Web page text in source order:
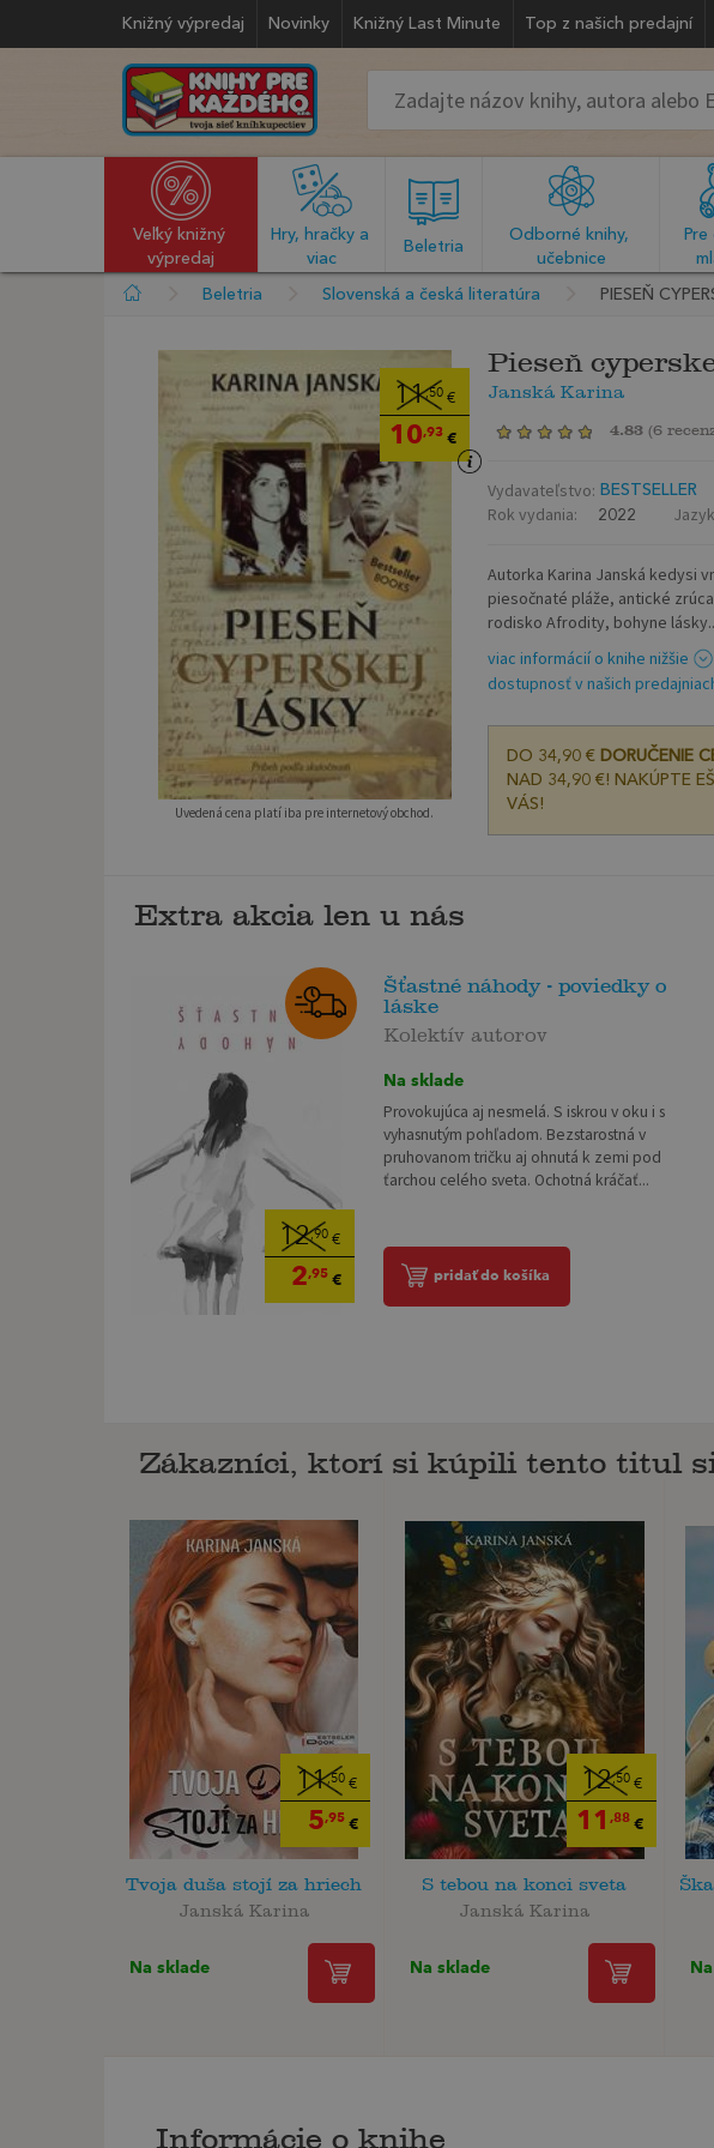
Knižný výpredaj Novinky Knižný Last Minute Top z našich predajní
Veľký knižný
výpredaj
Hry, hračky a
viac
Beletria
Odborné knihy,
učebnice
Beletria Slovenská a česká literatúra PIESEŇ
11,50 €
10,93 €
Uvedená cena platí iba pre internetový obchod.
Pieseň
Janská Karina
4.83 (6
Vydavateľstvo: BESTSELLER
Rok vydania: 2022
Autorka Karina Janská kedysi
piesočnaté pláže, antické
rodisko Afrodity, bohyne
viac informácií o knihe nižšie
dostupnosť v našich
DO 34,90 € DORUČENIE
NAD 34,90 €! NAKÚPTE
VÁS!
Extra akcia len u nás
12,90 €
2,95 €
Šťastné náhody - poviedky o
láske
Kolektív autorov
Na sklade
Provokujúca aj nesmelá. S iskrou v oku i s
vyhasnutým pohľadom. Bezstarostná v
pruhovanom tričku aj ohnutá k zemi pod
ťarchou celého sveta. Ochotná kráčať...
pridať do košíka
Zákazníci, ktorí si kúpili tento titul
11,50€
5,95€
Tvoja duša stojí za hriech
Janská Karina
Na sklade
12,50 €
11 ,88 €
S tebou na konci sveta
Janská Karina
Na sklade
Informácie o knihe